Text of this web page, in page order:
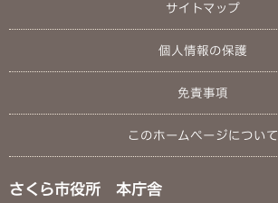
サイトマップ
個人情報の保護
免責事項
このホームページについて
さくら市役所 本庁舎